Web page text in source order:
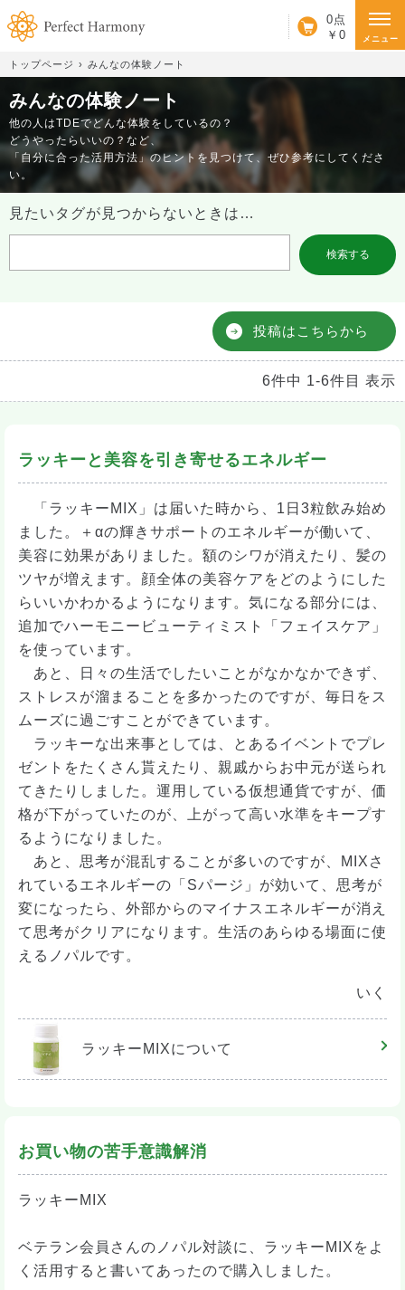
0点
￥0
カート
メニュー
トップページ みんなの体験ノート
みんなの体験ノート
他の人はTDEでどんな体験をしているの？
どうやったらいいの？など、
「自分に合った活用方法」のヒントを見つけて、ぜひ参考にしてくださ
い。
見たいタグが見つからないときは…
投稿はこちらから
6件中 1-6件目 表示
ラッキーと美容を引き寄せるエネルギー
「ラッキーMIX」は届いた時から、1日3粒飲み始め
ました。＋αの輝きサポートのエネルギーが働いて、
美容に効果がありました。額のシワが消えたり、髪の
ツヤが増えます。顔全体の美容ケアをどのようにした
らいいかわかるようになります。気になる部分には、
追加でハーモニービューティミスト「フェイスケア」
を使っています。
あと、日々の生活でしたいことがなかなかできず、
ストレスが溜まることを多かったのですが、毎日をス
ムーズに過ごすことができています。
ラッキーな出来事としては、とあるイベントでプレ
ゼントをたくさん貰えたり、親戚からお中元が送られ
てきたりしました。運用している仮想通貨ですが、価
格が下がっていたのが、上がって高い水準をキープす
るようになりました。
あと、思考が混乱することが多いのですが、MIXさ
れているエネルギーの「Sパージ」が効いて、思考が
変になったら、外部からのマイナスエネルギーが消え
て思考がクリアになります。生活のあらゆる場面に使
えるノパルです。
いく
ラッキーMIXについて
お買い物の苦手意識解消
ラッキーMIX
ベテラン会員さんのノパル対談に、ラッキーMIXをよ
く活用すると書いてあったので購入しました。